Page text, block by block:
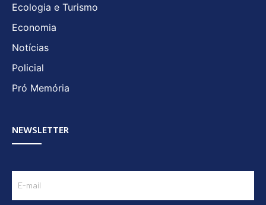
Ecologia e Turismo
Economia
Notícias
Policial
Pró Memória
NEWSLETTER